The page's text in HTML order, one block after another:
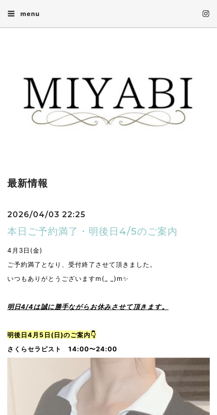
menu
最新情報
2026/04/03 22:25
本日ご予約満了・明後日4/5のご案内
4月3日(金)
ご予約満了となり、受付終了させて頂きました。
いつもありがとうございますm(_ _)m✨
明日4/4は誠に勝手ながらお休みさせて頂きます。
明後日4月5日(日)のご案内👇
さくらセラピスト 14:00〜24:00